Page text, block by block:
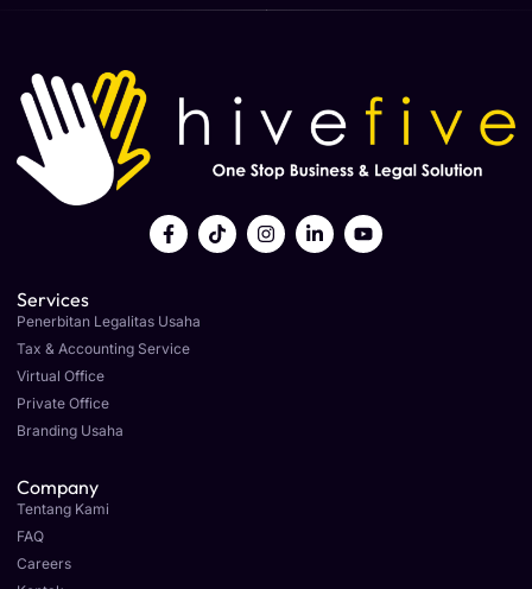
Services
Penerbitan Legalitas Usaha
Tax & Accounting Service
Virtual Office
Private Office
Branding Usaha
Company
Tentang Kami
FAQ
Careers